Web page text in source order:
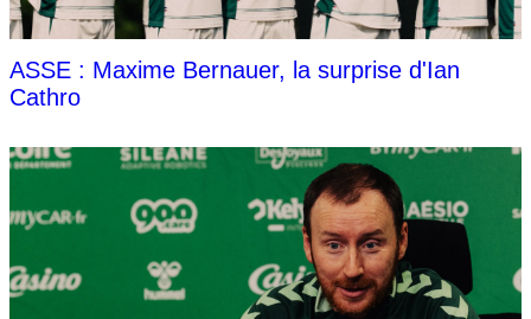
ASSE : Maxime Bernauer, la surprise d'Ian
Cathro